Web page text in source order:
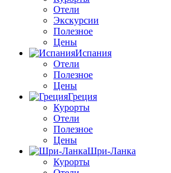
Отели
Экскурсии
Полезное
Цены
Испания
Отели
Полезное
Цены
Греция
Курорты
Отели
Полезное
Цены
Шри-Ланка
Курорты